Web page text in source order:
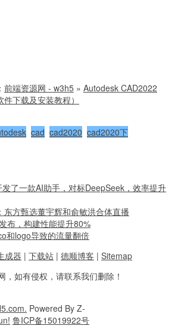
前端资源网 - w3h5 » Autodesk CAD2022
下载及安装教程）
cad cad2020 cad2020下
了一款AI助手，对标DeepSeek，效率提升
东方甄选董宇辉和俞敏洪合体直播
布，构建性能提升80%
和logo导致的流量翻倍
成器 | 下载站 | 德顺博客 | Sitemap
， 如有侵权，请联系我们删除！
Powered By Z-
鲁ICP备15019922号